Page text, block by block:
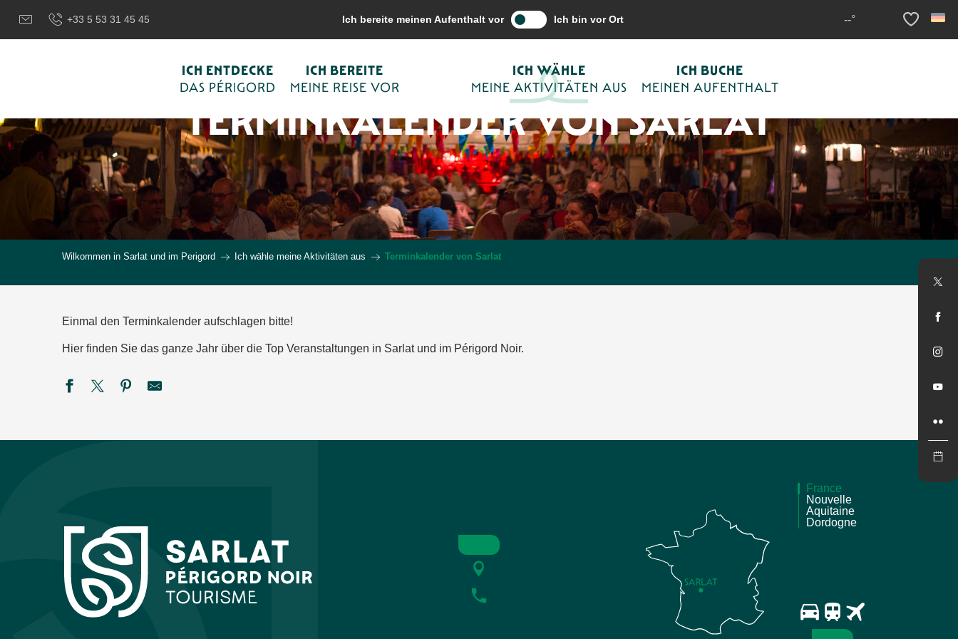
contenu
+33 5 53 31 45 45 Ich bereite meinen Aufenthalt vor Ich bin vor Ort
--°
Voir les
ICH ENTDECKE
DAS PÉRIGORD
ICH BEREITE
MEINE REISE VOR
ICH WÄHLE
MEINE AKTIVITÄTEN AUS
ICH BUCHE
MEINEN AUFENTHALT
TERMINKALENDER VON SARLAT
Wilkommen in Sarlat und im Perigord Ich wähle meine Aktivitäten aus Terminkalender von Sarlat
Einmal den Terminkalender aufschlagen bitte!
Hier finden Sie das ganze Jahr über die Top Veranstaltungen in Sarlat und im Périgord Noir.
Marché gourmand nocturne à Audrix
Exposition vente - Créations Buguoises
l'Orgue au marché : Organistes de la Cathédrale de SARLAT
SEMAINE DE LA NUIT : Balade contée - La quête du voyageur amoureux
Actor - Autour du fil
Soirée DJ Sunwill Richards
The Heart Fixers
France
Nouvelle
Aquitaine
Dordogne